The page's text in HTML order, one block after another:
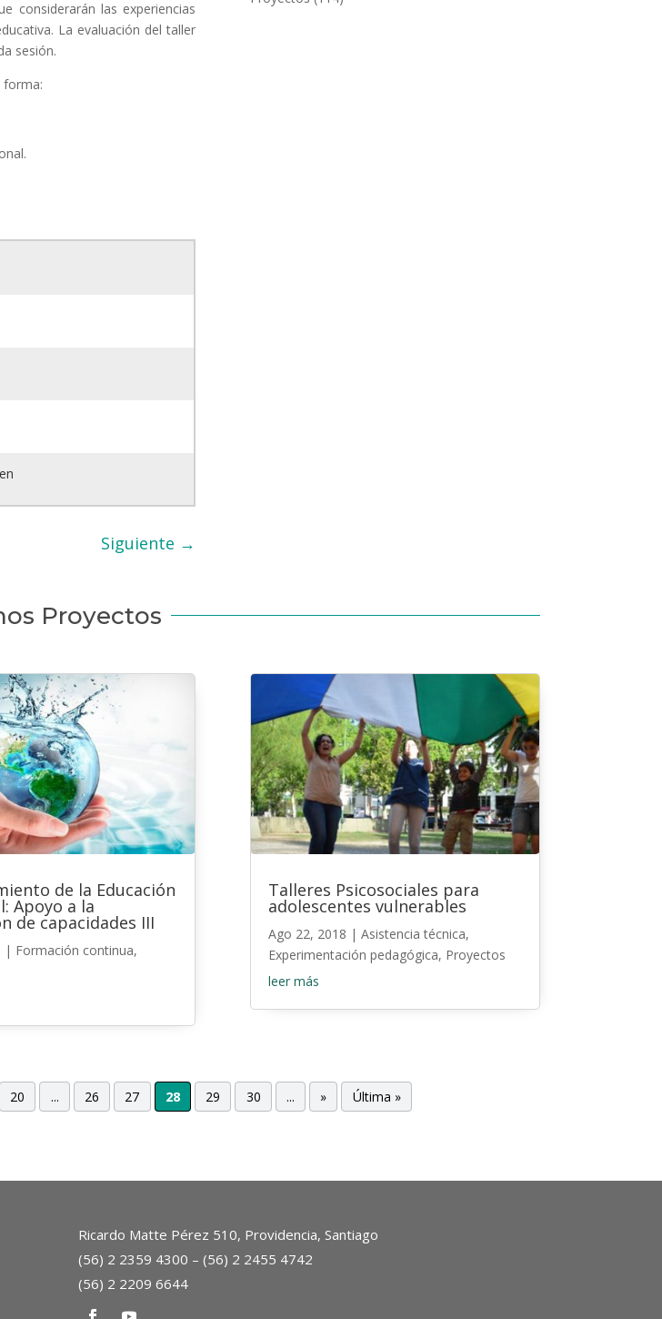
considerarán las experiencias
La evaluación del taller
sesión.
forma:
Siguiente →
Proyectos
de la Educación
Apoyo a la
de capacidades III
| Formación continua,
Talleres Psicosociales para
adolescentes vulnerables
Ago 22, 2018 | Asistencia técnica,
Experimentación pedagógica, Proyectos
leer más
20 ... 26 27 28 29 30 ... » Última »
Ricardo Matte Pérez 510, Providencia, Santiago
(56) 2 2359 4300 – (56) 2 2455 4742
(56) 2 2209 6644